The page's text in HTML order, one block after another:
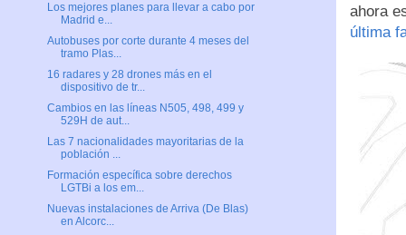
ahora
última
Los mejores planes para llevar a cabo por
Madrid e...
Autobuses por corte durante 4 meses del
tramo Plas...
16 radares y 28 drones más en el
dispositivo de tr...
Cambios en las líneas N505, 498, 499 y
529H de aut...
Las 7 nacionalidades mayoritarias de la
población ...
Formación específica sobre derechos
LGTBi a los em...
Nuevas instalaciones de Arriva (De Blas)
en Alcorc...